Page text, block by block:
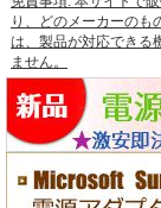
り、どのメーカーのも
は、製品が対応できる
ません。